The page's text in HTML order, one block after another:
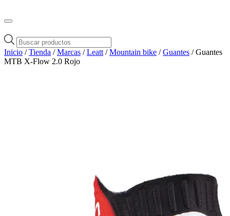
Búsqueda
de
productos
Inicio /Tienda /Marcas /Leatt /Mountain bike /Guantes / Guantes
MTB X-Flow 2.0 Rojo